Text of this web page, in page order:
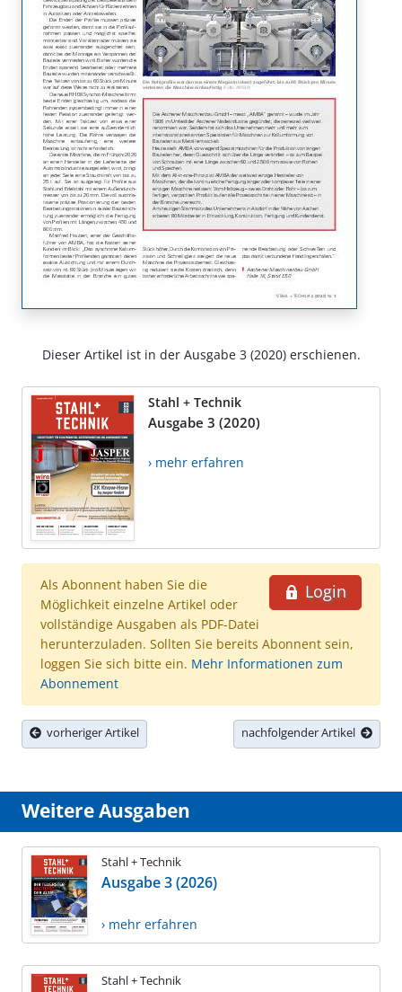
Dieser Artikel ist in der Ausgabe 3 (2020) erschienen.
Stahl + Technik
Ausgabe 3 (2020)
› mehr erfahren
Login
Als Abonnent haben Sie die
Möglichkeit einzelne Artikel oder
vollständige Ausgaben als PDF-Datei
herunterzuladen. Sollten Sie bereits Abonnent sein,
loggen Sie sich bitte ein. Mehr Informationen zum
Abonnement
vorheriger Artikel nachfolgender Artikel
Weitere Ausgaben
Stahl + Technik
Ausgabe 3 (2026)
› mehr erfahren
Stahl + Technik